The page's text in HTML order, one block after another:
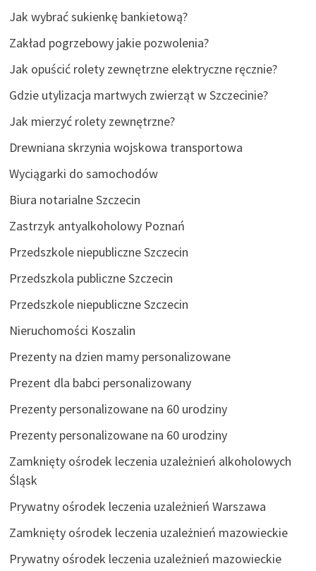
Jak wybrać sukienkę bankietową?
Zakład pogrzebowy jakie pozwolenia?
Jak opuścić rolety zewnętrzne elektryczne ręcznie?
Gdzie utylizacja martwych zwierząt w Szczecinie?
Jak mierzyć rolety zewnętrzne?
Drewniana skrzynia wojskowa transportowa
Wyciągarki do samochodów
Biura notarialne Szczecin
Zastrzyk antyalkoholowy Poznań
Przedszkole niepubliczne Szczecin
Przedszkola publiczne Szczecin
Przedszkole niepubliczne Szczecin
Nieruchomości Koszalin
Prezenty na dzien mamy personalizowane
Prezent dla babci personalizowany
Prezenty personalizowane na 60 urodziny
Prezenty personalizowane na 60 urodziny
Zamknięty ośrodek leczenia uzależnień alkoholowych
Śląsk
Prywatny ośrodek leczenia uzależnień Warszawa
Zamknięty ośrodek leczenia uzależnień mazowieckie
Prywatny ośrodek leczenia uzależnień mazowieckie